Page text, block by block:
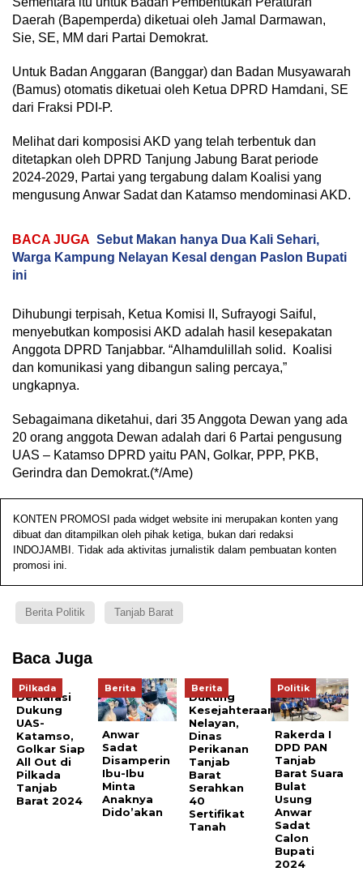
Daerah (Bapemperda) diketuai oleh Jamal Darmawan,
Sie, SE, MM dari Partai Demokrat.
Untuk Badan Anggaran (Banggar) dan Badan Musyawarah
(Bamus) otomatis diketuai oleh Ketua DPRD Hamdani, SE
dari Fraksi PDI-P.
Melihat dari komposisi AKD yang telah terbentuk dan
ditetapkan oleh DPRD Tanjung Jabung Barat periode
2024-2029, Partai yang tergabung dalam Koalisi yang
mengusung Anwar Sadat dan Katamso mendominasi AKD.
BACA JUGA Sebut Makan hanya Dua Kali Sehari,
Warga Kampung Nelayan Kesal dengan Paslon Bupati
ini
Dihubungi terpisah, Ketua Komisi II, Sufrayogi Saiful,
menyebutkan komposisi AKD adalah hasil kesepakatan
Anggota DPRD Tanjabbar. “Alhamdulillah solid. Koalisi
dan komunikasi yang dibangun saling percaya,”
ungkapnya.
Sebagaimana diketahui, dari 35 Anggota Dewan yang ada
20 orang anggota Dewan adalah dari 6 Partai pengusung
UAS – Katamso DPRD yaitu PAN, Golkar, PPP, PKB,
Gerindra dan Demokrat.(*/Ame)
KONTEN PROMOSI pada widget website ini merupakan konten yang
dibuat dan ditampilkan oleh pihak ketiga, bukan dari redaksi
INDOJAMBI. Tidak ada aktivitas jurnalistik dalam pembuatan konten
promosi ini.
Berita Politik Tanjab Barat
Baca Juga
Pilkada
Deklarasi
Dukung
UAS-
Katamso,
Golkar Siap
All Out di
Pilkada
Tanjab
Barat 2024
Berita
Anwar
Sadat
Disamperin
Ibu-Ibu
Minta
Anaknya
Dido’akan
Berita
Dukung
Kesejahteraan
Nelayan,
Dinas
Perikanan
Tanjab
Barat
Serahkan
40
Sertifikat
Tanah
Politik
Rakerda I
DPD PAN
Tanjab
Barat Suara
Bulat
Usung
Anwar
Sadat
Calon
Bupati
2024